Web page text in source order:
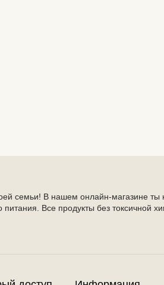
семьи! В нашем онлайн-магазине ты
Все продукты без токсичной